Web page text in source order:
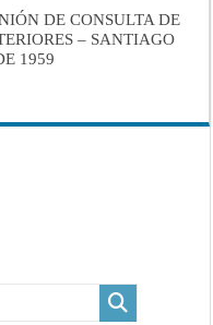
DE CONSULTA DE
– SANTIAGO
1959